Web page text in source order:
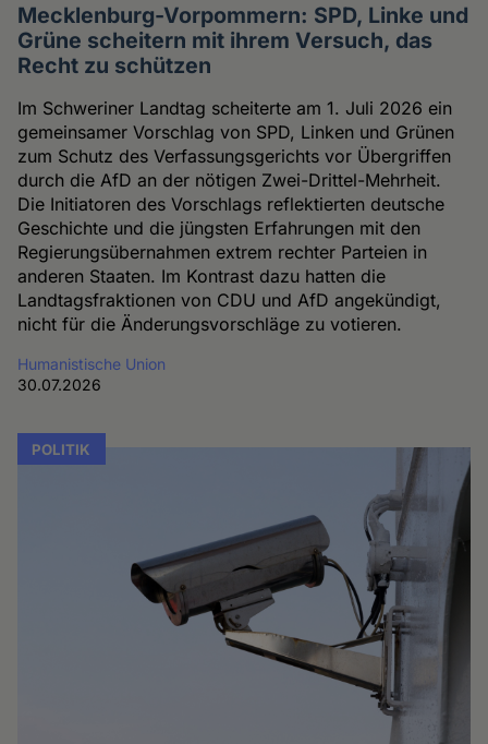
Mecklenburg-Vorpommern: SPD, Linke und
Grüne scheitern mit ihrem Versuch, das
Recht zu schützen
Im Schweriner Landtag scheiterte am 1. Juli 2026 ein
gemeinsamer Vorschlag von SPD, Linken und Grünen
zum Schutz des Verfassungsgerichts vor Übergriffen
durch die AfD an der nötigen Zwei-Drittel-Mehrheit.
Die Initiatoren des Vorschlags reflektierten deutsche
Geschichte und die jüngsten Erfahrungen mit den
Regierungsübernahmen extrem rechter Parteien in
anderen Staaten. Im Kontrast dazu hatten die
Landtagsfraktionen von CDU und AfD angekündigt,
nicht für die Änderungsvorschläge zu votieren.
Humanistische Union
30.07.2026
POLITIK